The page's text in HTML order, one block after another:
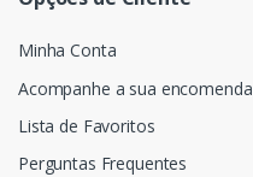
Minha Conta
Acompanhe a sua encomenda
Lista de Favoritos
Perguntas Frequentes